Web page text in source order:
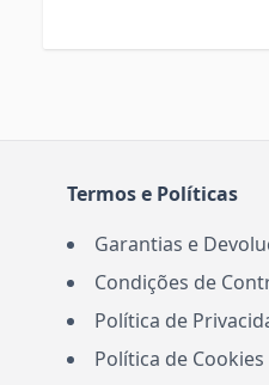
Termos e Políticas
Garantias e
Condições de
Política de
Política de Cookies